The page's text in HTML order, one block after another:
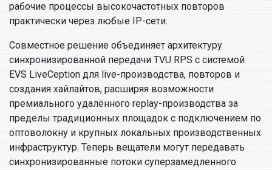
рабочие процессы высокочастотных повторов
практически через любые IP-сети.
Совместное решение объединяет архитектуру
синхронизированной передачи TVU RPS с системой
EVS LiveCeption для live-производства, повторов и
создания хайлайтов, расширяя возможности
премиального удалённого replay-производства за
пределы традиционных площадок с подключением по
оптоволокну и крупных локальных производственных
инфраструктур. Теперь вещатели могут передавать
синхронизированные потоки суперзамедленного